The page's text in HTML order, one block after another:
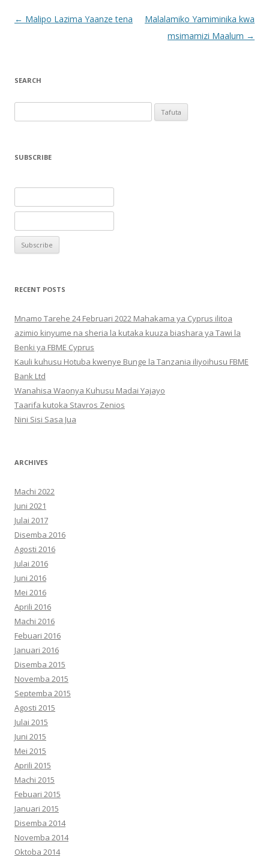
Post navigation
← Malipo Lazima Yaanze tena
Malalamiko Yamiminika kwa
msimamizi Maalum →
SEARCH
kwa:
SUBSCRIBE
RECENT POSTS
Mnamo Tarehe 24 Februari 2022 Mahakama ya Cyprus ilitoa
azimio kinyume na sheria la kutaka kuuza biashara ya Tawi la
Benki ya FBME Cyprus
Kauli kuhusu Hotuba kwenye Bunge la Tanzania iliyoihusu FBME
Bank Ltd
Wanahisa Waonya Kuhusu Madai Yajayo
Taarifa kutoka Stavros Zenios
Nini Sisi Sasa Jua
ARCHIVES
Machi 2022
Juni 2021
Julai 2017
Disemba 2016
Agosti 2016
Julai 2016
Juni 2016
Mei 2016
Aprili 2016
Machi 2016
Febuari 2016
Januari 2016
Disemba 2015
Novemba 2015
Septemba 2015
Agosti 2015
Julai 2015
Juni 2015
Mei 2015
Aprili 2015
Machi 2015
Febuari 2015
Januari 2015
Disemba 2014
Novemba 2014
Oktoba 2014